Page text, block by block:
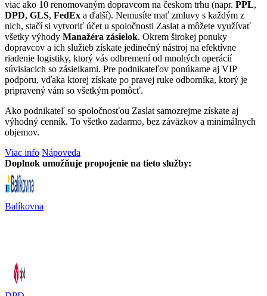
viac ako 10 renomovaným dopravcom na českom trhu (napr. PPL,
DPD, GLS, FedEx a ďalší). Nemusíte mať zmluvy s každým z
nich, stačí si vytvoriť účet u spoločnosti Zaslat a môžete využívať
všetky výhody Manažéra zásielok. Okrem širokej ponuky
dopravcov a ich služieb získate jedinečný nástroj na efektívne
riadenie logistiky, ktorý vás odbremení od mnohých operácií
súvisiacich so zásielkami. Pre podnikateľov ponúkame aj VIP
podporu, vďaka ktorej získate po pravej ruke odborníka, ktorý je
pripravený vám so všetkým pomôcť.
Ako podnikateľ so spoločnosťou Zaslat samozrejme získate aj
výhodný cenník. To všetko zadarmo, bez záväzkov a minimálnych
objemov.
Viac info Nápoveda
Doplnok umožňuje propojenie na tieto služby:
Balíkovna